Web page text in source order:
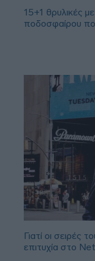
15+1 θρυλικές
ποδοσφαίρου
Γιατί οι σειρές
επιτυχία στο